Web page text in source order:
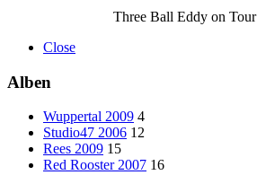
Three Ball Eddy on Tour
Close
Alben
Wuppertal 2009 4
Studio47 2006 12
Rees 2009 15
Red Rooster 2007 16